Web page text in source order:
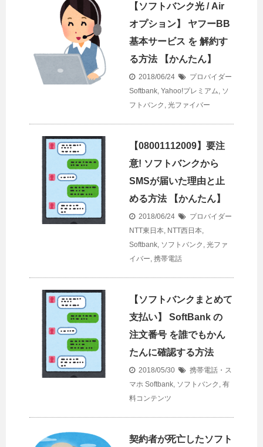
【ソフトバンク光 / Air
オプション】 ヤフーBB
基本サービス を 解約す
る方法 【かんたん】
2018/06/24
プロバイダー
Softbank, Yahoo!プレミアム, ソ
フトバンク , 光ファイバー
【08001112009】要注
意! ソフトバンクから
SMSが届いた理由と止
める方法 【かんたん】
2018/06/24
プロバイダー
NTT東日本, NTT西日本,
Softbank, ソフトバンク , 光ファ
イバー, 携帯電話
【ソフトバンクまとめて
支払い】 SoftBank の
注文番号 を誰でもかん
たんに確認する方法
2018/05/30
携帯電話・ス
マホ Softbank, ソフトバンク , 有
料コンテンツ
契約者が死亡したソフト